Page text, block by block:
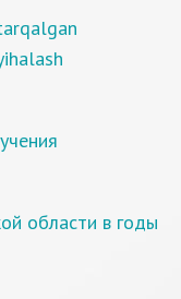
области в годы